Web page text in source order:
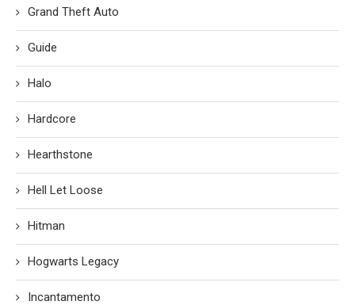
Grand Theft Auto
Guide
Halo
Hardcore
Hearthstone
Hell Let Loose
Hitman
Hogwarts Legacy
Incantamento